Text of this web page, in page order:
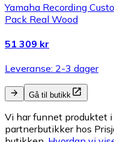
Yamaha Recording
Pack Real Wood
51 309 kr
Leveranse: 2-3 dager
Gå til butikk
Vi har funnet produktet
partnerbutikker hos